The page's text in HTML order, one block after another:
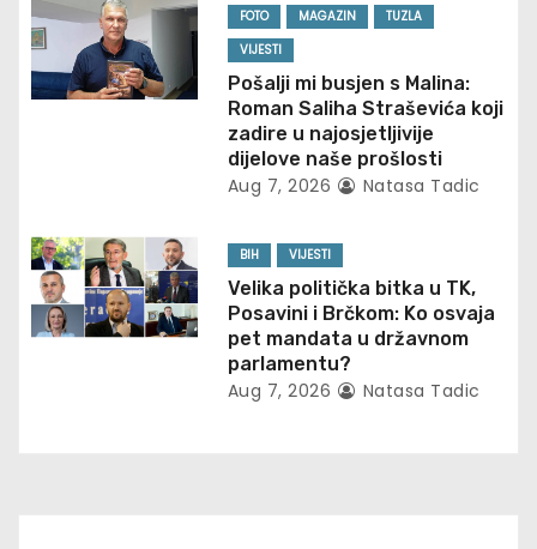
t
i
FOTO MAGAZIN
TUZLA
VIJESTI
Pošalji mi busjen s Malina:
Roman Saliha Straševića koji
zadire u najosjetljivije
dijelove naše prošlosti
Aug 7, 2026 Natasa Tadic
BIH VIJESTI
Velika politička bitka u TK,
Posavini i Brčkom: Ko osvaja
pet mandata u državnom
parlamentu?
Aug 7, 2026 Natasa Tadic